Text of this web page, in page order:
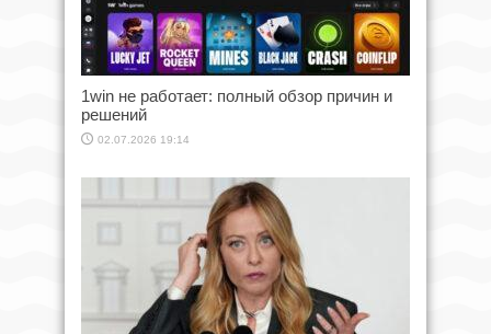
1win не работает: полный обзор причин и
решений
02.07.2026 19:14